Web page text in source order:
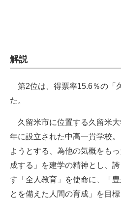
解説
第2位は、得票率15.6％の「
た。
久留米市に位置する久留米
年に設立された中高一貫学校
ようとする、為他の気概をも
成する」を建学の精神とし、
す「全人教育」を使命に、「
とを備えた人間の育成」を目標